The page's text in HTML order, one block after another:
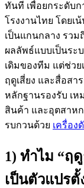
ทันที เพื่อยกระดับ
โรงงานไทย โดยเ
เป็นแกนกลาง รว
ผลลัพธ์แบบเป็นระ
เดิมของทีม แต่ช่ว
ฤดูเสี่ยง และสื่อสา
หลักฐานรองรับ เห
สินค้า และอุตสาห
รบกวนด้วย เครื่อง
1) ทำไม “ฤ
เป็นตัวแปร